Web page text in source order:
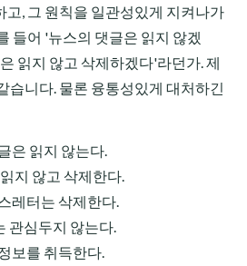
고, 그 원칙을 일관성있게 지켜나가
들어 '뉴스의 댓글은 읽지 않겠
읽지 않고 삭제하겠다'라던가. 제
습니다. 물론 융통성있게 대처하긴
은 읽지 않는다.
지 않고 삭제한다.
레터는 삭제한다.
관심두지 않는다.
보를 취득한다.